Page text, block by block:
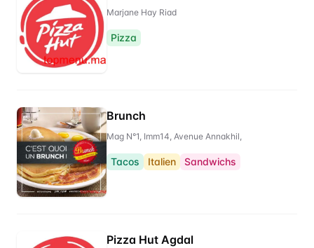
Marjane Hay Riad
Pizza
Brunch
Mag N°1, Imm14, Avenue Annakhil,
Tacos Italien Sandwichs
Pizza Hut Agdal